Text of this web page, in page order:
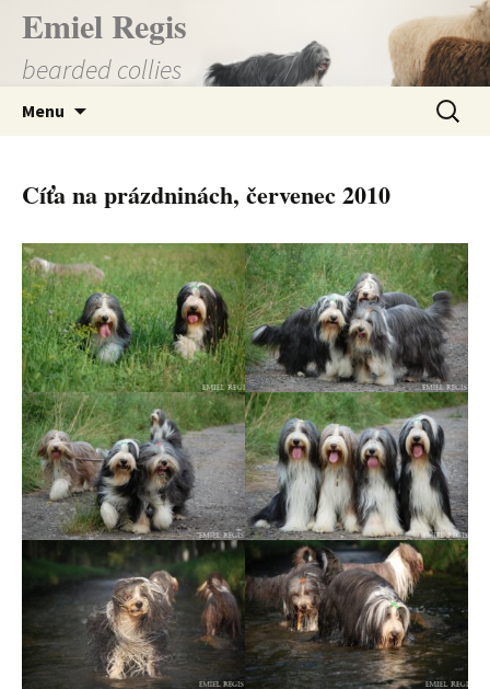
Přejít
obsahu
Emiel Regis
bearded collies
Menu
Cíťa na prázdninách, červenec 2010